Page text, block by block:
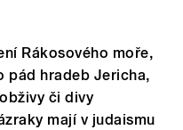
Rákosového moře,
pád hradeb Jericha,
či divy
mají v judaismu